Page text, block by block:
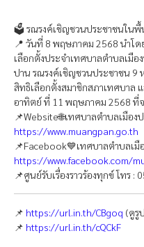
🗳 รณรงค์เชิญชวนประชาชนในพื้
📍 วันที่ 8 พฤษภาคม 2568 นำโด
เลือกตั้งประจำเทศบาลตำบลเมื
ปาน รณรงค์เชิญชวนประชาชน 9
สิทธิเลือกตั้งสมาชิกสภาเทศบาล
อาทิตย์ ที่ 11 พฤษภาคม 2568 ที่
📌Website🌐เทศบาลตำบลเมือง
https://www.muangpan.go.th
📌Facebook💙เทศบาลตำบลเมื
https://www.facebook.com/
📌ศูนย์รับเรื่องราวร้องทุกข์ โทร :
📌 https://url.in.th/CBgoq (ดูรู
📌 https://url.in.th/cQCkF